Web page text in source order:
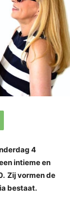
4
intieme en
Zij vormen de
bestaat.